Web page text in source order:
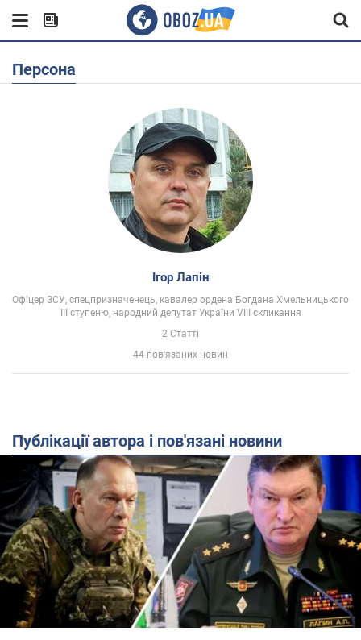
Персона
Ігор Лапін
Офіцер ЗСУ, спецпризначенець, кавалер ордена Богдана Хмельницького
ІІІ ступеню, народний депутат України VIII скликання
2 Статті
44 пов'язаних новин
Публікації автора і пов'язані новини